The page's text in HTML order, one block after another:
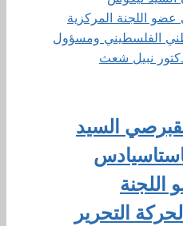
السيد
اللجنة
التحرير